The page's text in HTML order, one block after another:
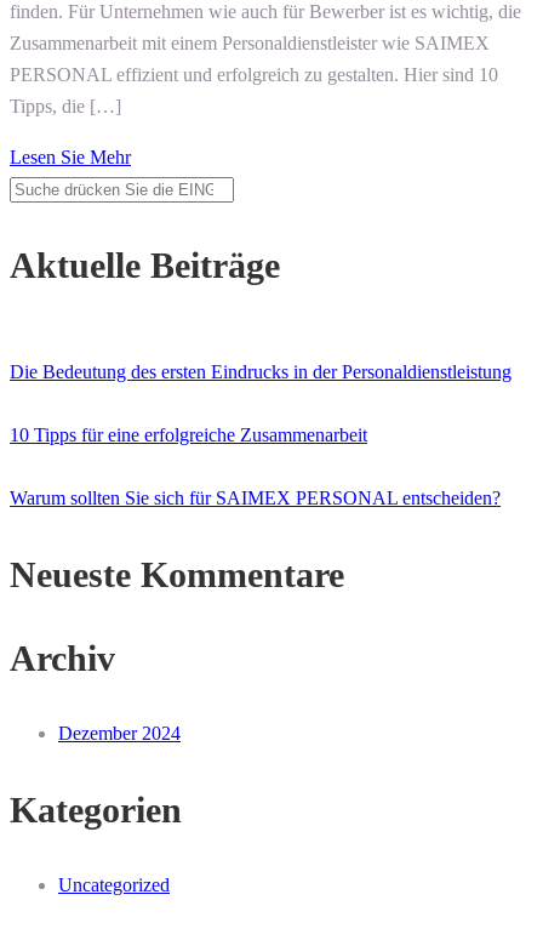
finden. Für Unternehmen wie auch für Bewerber ist es wichtig, die
Zusammenarbeit mit einem Personaldienstleister wie SAIMEX
PERSONAL effizient und erfolgreich zu gestalten. Hier sind 10
Tipps, die […]
Lesen Sie Mehr
Aktuelle Beiträge
Die Bedeutung des ersten Eindrucks in der Personaldienstleistung
10 Tipps für eine erfolgreiche Zusammenarbeit
Warum sollten Sie sich für SAIMEX PERSONAL entscheiden?
Neueste Kommentare
Archiv
Dezember 2024
Kategorien
Uncategorized